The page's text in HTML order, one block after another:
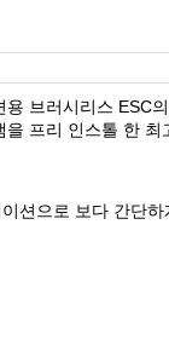
브러시리스 ESC의
프리 인스톨 한 최
션으로 보다 간단